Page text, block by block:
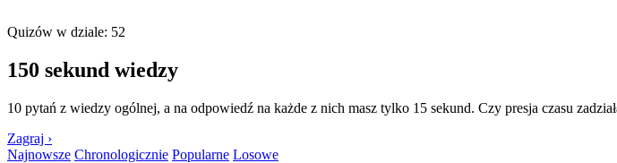
Quizów w dziale: 52
150 sekund wiedzy
10 pytań z wiedzy ogólnej, a na odpowiedź na każde z nich masz tylko 15 sekund. Czy presja czasu
Zagraj ›
Najnowsze Chronologicznie Popularne Losowe